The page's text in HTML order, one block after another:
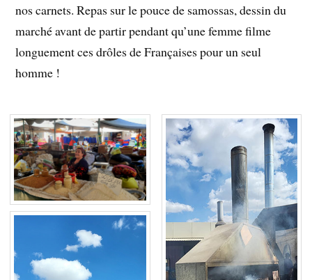
nos carnets. Repas sur le pouce de samossas, dessin du
marché avant de partir pendant qu’une femme filme
longuement ces drôles de Françaises pour un seul
homme !